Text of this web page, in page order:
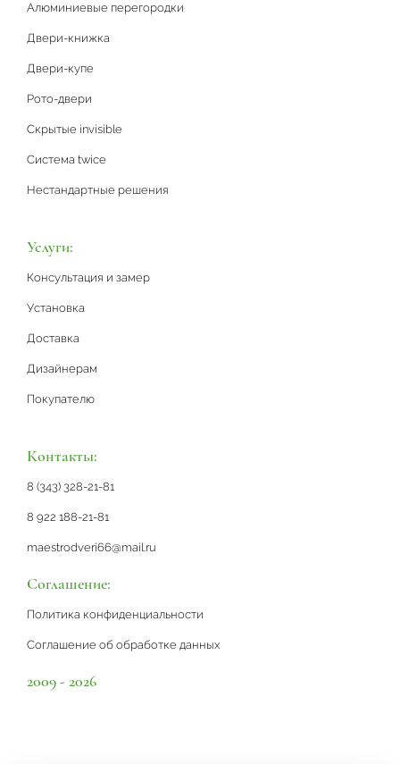
Алюминиевые перегородки
Двери-книжка
Двери-купе
Рото-двери
Скрытые invisible
Система twice
Нестандартные решения
Услуги:
Консультация и замер
Установка
Доставка
Дизайнерам
Покупателю
Контакты:
8 (343) 328-21-81
8 922 188-21-81
maestrodveri66@mail.ru
Соглашение:
Политика конфиденциальности
Соглашение об обработке данных
2009 - 2026